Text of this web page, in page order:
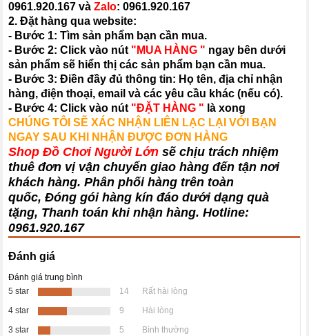
0961.920.167 vàZalo:0961.920.167
2. Đặt hàng qua website:
- Bước 1: Tìm sản phẩm bạn cần mua.
- Bước 2: Click vào nút "MUA HÀNG " ngay bên dưới
sản phẩm sẽ hiển thị các sản phẩm bạn cần mua.
- Bước 3: Điền đầy đủ thông tin: Họ tên, địa chỉ nhận
hàng, điện thoại, email và các yêu cầu khác (nếu có).
- Bước 4: Click vào nút "ĐẶT HÀNG " là xong
CHÚNG TÔI SẼ XÁC NHẬN LIÊN LẠC LẠI VỚI BẠN
NGAY SAU KHI NHẬN ĐƯỢC ĐƠN HÀNG
Shop Đồ Chơi Người Lớn sẽ chịu trách nhiệm
thuê đơn vị vận chuyển giao hàng đến tận nơi
khách hàng. Phân phối hàng trên toàn
quốc, Đóng gói hàng kín đáo dưới dạng quà
tặng, Thanh toán khi nhận hàng. Hotline:
0961.920.167
Đánh giá
Đánh giá trung bình
5 star
14
Rất hài lòng
4 star
9
Hài lòng
3 star
5
Bình thường